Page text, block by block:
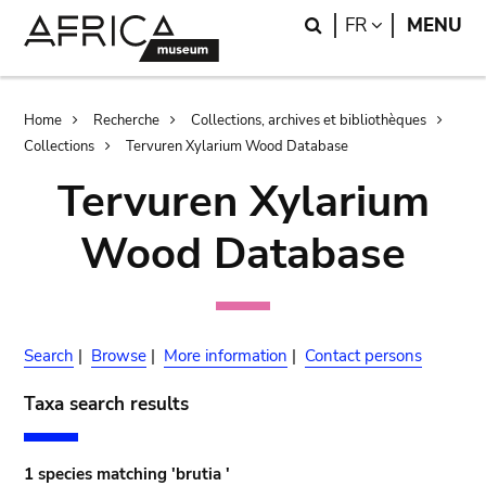
Search
FR LANGUAGE
MENU
Breadcrumb
Home Recherche
Collections, archives et bibliothèques
Collections
Tervuren Xylarium Wood Database
Tervuren Xylarium
Wood Database
Search | Browse | More information | Contact persons
Taxa search results
1 species matching 'brutia '